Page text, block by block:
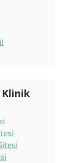
Klinik